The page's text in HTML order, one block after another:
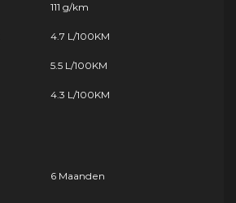
111 g/km
4.7 L/100KM
5.5 L/100KM
4.3 L/100KM
6 Maanden